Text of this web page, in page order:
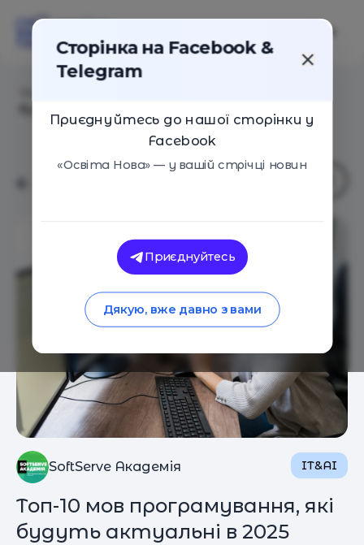
SoftServe Академія IT&AI
Топ-10 мов програмування, які
будуть актуальні в 2025
Сторінка на Facebook &
Telegram
Приєднуйтесь до нашої сторінки у
Facebook
«Освіта Нова» — у вашій стрічці новин
Приєднуйтесь
Дякую, вже давно з вами